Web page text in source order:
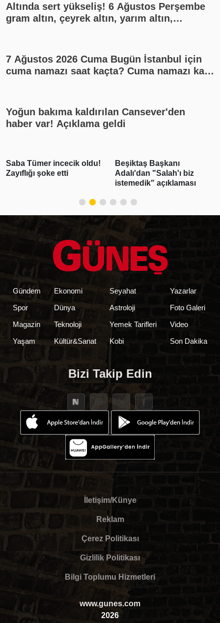
Altında sert yükseliş! 6 Ağustos Perşembe
gram altın, çeyrek altın, yarım altın,
7 Ağustos 2026 Cuma Bugün İstanbul için
cuma namazı saat kaçta? Cuma namazı kaç
Yoğun bakıma kaldırılan Cansever'den
haber var! Açıklama geldi
Saba Tümer incecik oldu!
Zayıflığı şoke etti
Beşiktaş Başkanı
Adalı'dan "Salah'ı biz
istemedik" açıklaması
Gündem
Spor
Magazin
Yaşam
Ekonomi
Dünya
Teknoloji
Kültür&Sanat
Seyahat
Astroloji
Yemek Tarifleri
Kobi
Yazarlar
Foto Galeri
Video
Son Dakika
Bizi Takip Edin
İletişim/Künye
Reklam
Çerez Politikası
Gizlilik Politikası
Bilgi Toplumu Hizmetleri
www.gunes.com
2026